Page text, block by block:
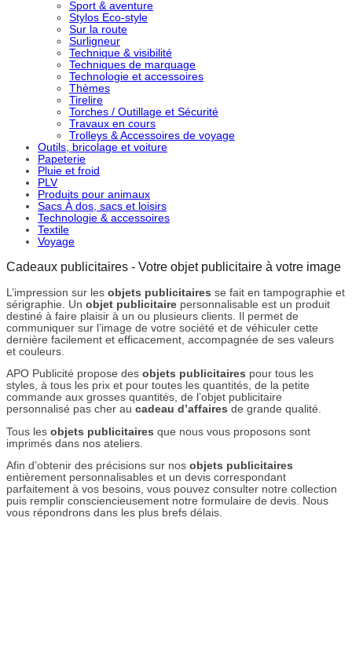
Sport & aventure
Stylos Eco-style
Sur la route
Surligneur
Technique & visibilité
Techniques de marquage
Technologie et accessoires
Thèmes
Tirelire
Torches / Outillage et Sécurité
Travaux en cours
Trolleys & Accessoires de voyage
Outils, bricolage et voiture
Papeterie
Pluie et froid
PLV
Produits pour animaux
Sacs À dos, sacs et loisirs
Technologie & accessoires
Textile
Voyage
Cadeaux publicitaires - Votre objet publicitaire à votre image
L’impression sur les objets publicitaires se fait en tampographie et
sérigraphie. Un objet publicitaire personnalisable est un produit
destiné à faire plaisir à un ou plusieurs clients. Il permet de
communiquer sur l’image de votre société et de véhiculer cette
dernière facilement et efficacement, accompagnée de ses valeurs
et couleurs.
APO Publicité propose des objets publicitaires pour tous les
styles, à tous les prix et pour toutes les quantités, de la petite
commande aux grosses quantités, de l’objet publicitaire
personnalisé pas cher au cadeau d’affaires de grande qualité.
Tous les objets publicitaires que nous vous proposons sont
imprimés dans nos ateliers.
Afin d’obtenir des précisions sur nos objets publicitaires
entièrement personnalisables et un devis correspondant
parfaitement à vos besoins, vous pouvez consulter notre collection
puis remplir consciencieusement notre formulaire de devis. Nous
vous répondrons dans les plus brefs délais.